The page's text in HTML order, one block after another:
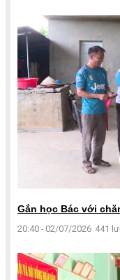
Gắn học Bác với
20:40 - 02/07/2026 441